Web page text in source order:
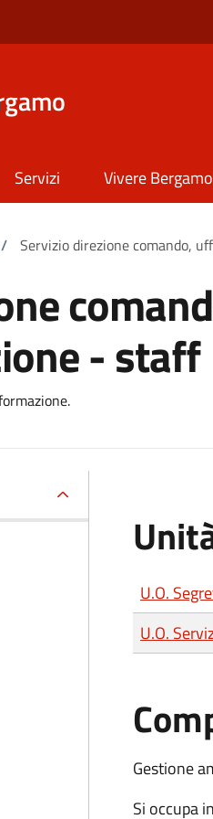
Servizi Vivere Bergamo
/ Servizio direzione comando,
- staff
U.O.
U.O.
Gestione
Si occupa